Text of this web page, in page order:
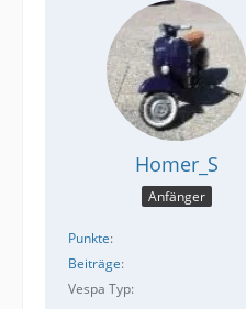
Homer_S
Anfänger
Punkte
Beiträge
Vespa Typ